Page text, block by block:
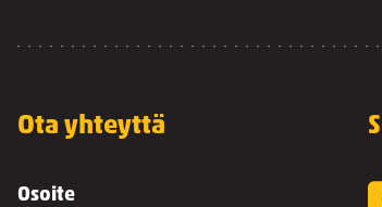
Ota yhteyttä
Osoite